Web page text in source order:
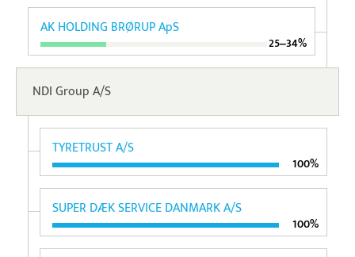
AK HOLDING BRØRUP ApS
25‒34%
NDI Group A/S
TYRETRUST A/S
100%
SUPER DÆK SERVICE DANMARK A/S
100%